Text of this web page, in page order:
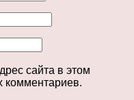
сайта в этом
комментариев.